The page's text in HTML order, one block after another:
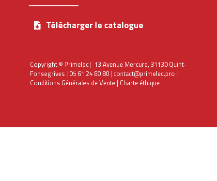
Télécharger le catalogue
Copyright © Primelec | 13 Avenue Mercure, 31130 Quint-
Fonsegrives | 05 61 24 80 80 | contact@primelec.pro |
Conditions Générales de Vente | Charte éthique